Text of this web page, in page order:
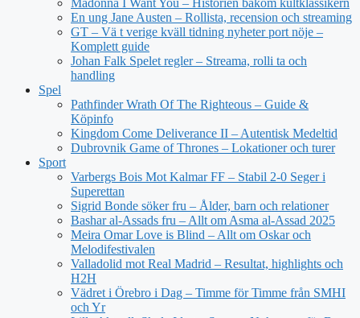
Madonna I Want You – Historien bakom kultklassikern
En ung Jane Austen – Rollista, recension och streaming
GT – Vä t verige kväll tidning nyheter port nöje –
Komplett guide
Johan Falk Spelet regler – Streama, rolli ta och
handling
Spel
Pathfinder Wrath Of The Righteous – Guide &
Köpinfo
Kingdom Come Deliverance II – Autentisk Medeltid
Dubrovnik Game of Thrones – Lokationer och turer
Sport
Varbergs Bois Mot Kalmar FF – Stabil 2-0 Seger i
Superettan
Sigrid Bonde söker fru – Ålder, barn och relationer
Bashar al-Assads fru – Allt om Asma al-Assad 2025
Meira Omar Love is Blind – Allt om Oskar och
Melodifestivalen
Valladolid mot Real Madrid – Resultat, highlights och
H2H
Vädret i Örebro i Dag – Timme för Timme från SMHI
och Yr